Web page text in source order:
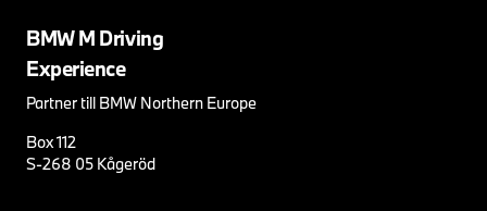
BMW M Driving
Experience
Partner till BMW Northern Europe
Box 112
S-268 05 Kågeröd